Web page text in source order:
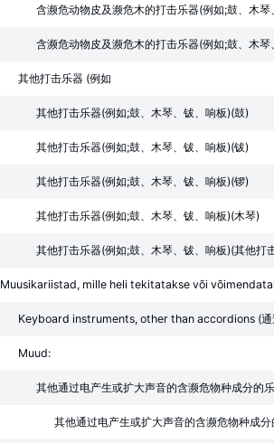
含濒危动物皮及濒危木的打击乐器(例如;鼓、木
含濒危动物皮及濒危木的打击乐器(例如;鼓、木
其他打击乐器 (例如
其他打击乐器(例如;鼓、木琴、钹、响板)(鼓)
其他打击乐器(例如;鼓、木琴、钹、响板)(钹)
其他打击乐器(例如;鼓、木琴、钹、响板)(锣)
其他打击乐器(例如;鼓、木琴、钹、响板)(木琴)
其他打击乐器(例如;鼓、木琴、钹、响板)(其他打
Muusikariistad, mille heli tekitatakse või
Keyboard instruments, other than accordions (通
Muud:
其他通过电产生或扩大声音的含濒危物种成分的
其他通过电产生或扩大声音的含濒危物种成